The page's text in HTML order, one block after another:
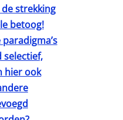
strekking
betoog!
hier ook